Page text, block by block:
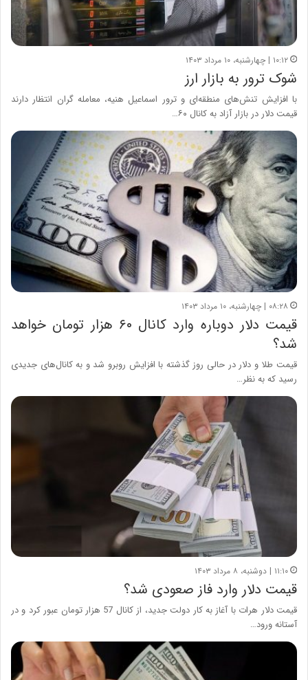
۱۰:۱۲ | چهارشنبه، ۱۰ مرداد ۱۴۰۳
شوک ترور به بازار ارز
با افزایش تنش‌های منطقه‌ای و ترور اسماعیل هنیه، معامله گران انتظار دارند
قیمت دلار در بازار آزاد به کانال ۶۰…
۰۸:۲۸ | چهارشنبه، ۱۰ مرداد ۱۴۰۳
قیمت دلار دوباره وارد کانال ۶۰ هزار تومان خواهد
شد؟
قیمت طلا و دلار در حالی روز گذشته با افزایش روبرو شد و به کانال‌های جدیدی
رسید که به نظر…
۱۱:۱۰ | دوشنبه، ۸ مرداد ۱۴۰۳
قیمت دلار وارد فاز صعودی شد؟
قیمت دلار هرات با آغاز به کار دولت جدید، از کانال 57 هزار تومان عبور کرد و در
آستانه ورود…